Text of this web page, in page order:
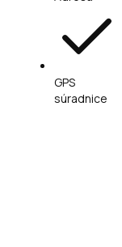
GPS
súradnice